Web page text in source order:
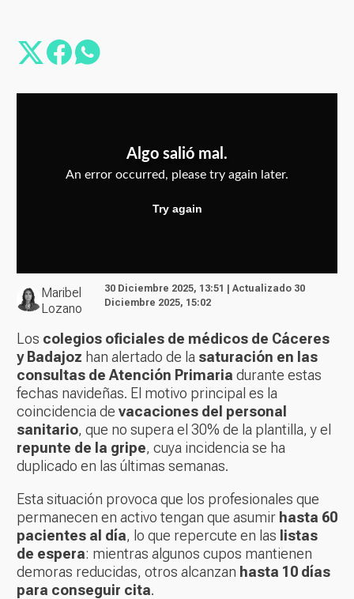
Maribel
Lozano
30 Diciembre 2025, 13:51 | Actualizado 30
Diciembre 2025, 15:02
Los colegios oficiales de médicos de Cáceres
y Badajoz han alertado de la saturación en las
consultas de Atención Primaria durante estas
fechas navideñas. El motivo principal es la
coincidencia de vacaciones del personal
sanitario, que no supera el 30% de la plantilla, y el
repunte de la gripe, cuya incidencia se ha
duplicado en las últimas semanas.
Esta situación provoca que los profesionales que
permanecen en activo tengan que asumir hasta 60
pacientes al día, lo que repercute en las listas
de espera: mientras algunos cupos mantienen
demoras reducidas, otros alcanzan hasta 10 días
para conseguir cita.